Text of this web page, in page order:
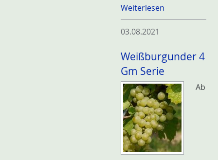
Weiterlesen
03.08.2021
Weißburgunder 4
Gm Serie
Ab